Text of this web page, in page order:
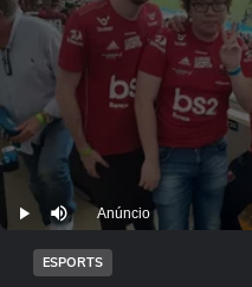
Play Mutar Anúncio
ESPORTS